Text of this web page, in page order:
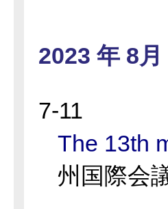
2023 年 8月
7-11
The 13th
州国際会